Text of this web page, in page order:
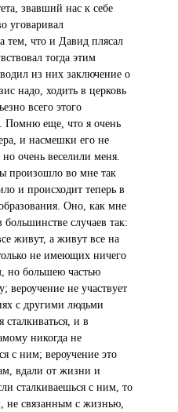
звавший нас к себе
уговаривал
тем, что и Давид плясал
тогда этим
из них заключение о
надо, ходить в церковь
всего этого
Помню еще, что я очень
и насмешки его не
очень веселили меня.
произошло во мне так
и происходит теперь в
Оно, как мне
большинстве случаев так:
живут, а живут все на
не имеющих ничего
но большею частью
вероучение не участвует
с другими людьми
сталкиваться, и в
никогда не
с ним; вероучение это
вдали от жизни и
сталкиваешься с ним, то
не связанным с жизнью,